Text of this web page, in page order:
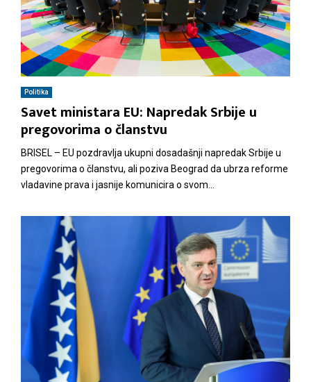
N
U
Politika
Savet ministara EU: Napredak Srbije u
pregovorima o članstvu
BRISEL – EU pozdravlja ukupni dosadašnji napredak Srbije u
pregovorima o članstvu, ali poziva Beograd da ubrza reforme
vladavine prava i jasnije komunicira o svom...